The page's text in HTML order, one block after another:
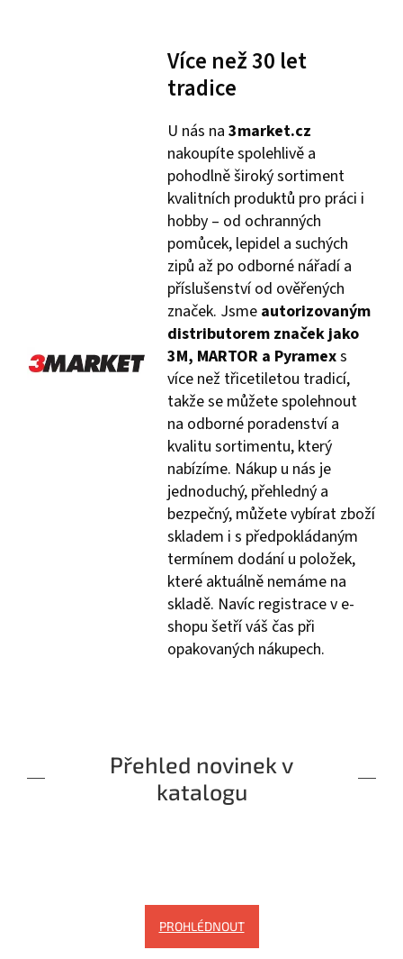
Více než 30 let
tradice
U nás na 3market.cz
nakoupíte spolehlivě a
pohodlně široký sortiment
kvalitních produktů pro práci i
hobby – od ochranných
pomůcek, lepidel a suchých
zipů až po odborné nářadí a
příslušenství od ověřených
značek. Jsme autorizovaným
distributorem značek jako
3M, MARTOR a Pyramexs
více než třicetiletou tradicí,
takže se můžete spolehnout
na odborné poradenství a
kvalitu sortimentu, který
nabízíme. Nákup u nás je
jednoduchý, přehledný a
bezpečný, můžete vybírat zboží
skladem i s předpokládaným
termínem dodání u položek,
které aktuálně nemáme na
skladě. Navíc registrace v e-
shopu šetří váš čas při
opakovaných nákupech.
Přehled novinek v
katalogu
PROHLÉDNOUT